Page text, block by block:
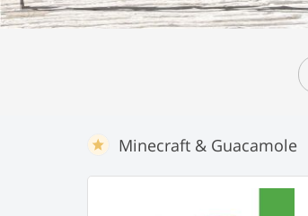
Minecraft & Guacamole